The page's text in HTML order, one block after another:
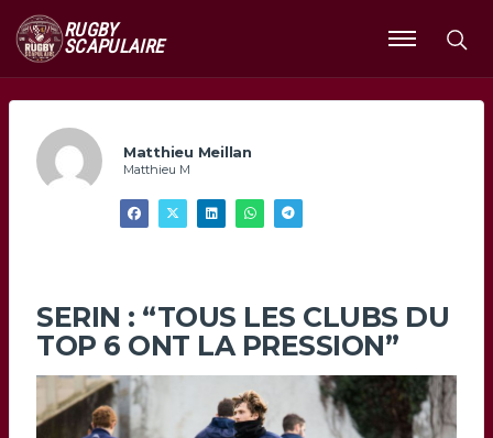
RUGBY
SCAPULAIRE
Ouvrir
le
Matthieu Meillan
Matthieu M
SERIN : “TOUS LES CLUBS DU
TOP 6 ONT LA PRESSION”